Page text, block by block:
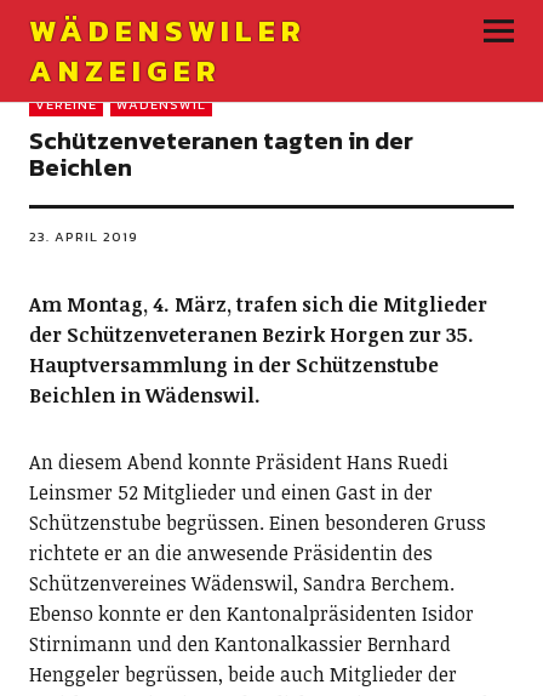
WÄDENSWILER
ANZEIGER
VEREINE WÄDENSWIL
Schützenveteranen tagten in der
Beichlen
23. APRIL 2019
Am Montag, 4. März, trafen sich die Mitglieder
der Schützenveteranen Bezirk Horgen zur 35.
Hauptversammlung in der Schützenstube
Beichlen in Wädenswil.
An diesem Abend konnte Präsident Hans Ruedi
Leinsmer 52 Mitglieder und einen Gast in der
Schützenstube begrüssen. Einen besonderen Gruss
richtete er an die anwesende Präsidentin des
Schützenvereines Wädenswil, Sandra Berchem.
Ebenso konnte er den Kantonalpräsidenten Isidor
Stirnimann und den Kantonalkassier Bernhard
Henggeler begrüssen, beide auch Mitglieder der